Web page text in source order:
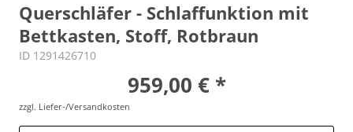
Querschläfer - Schlaffunktion mit
Bettkasten, Stoff, Rotbraun
ID 1291426710
959,00 € *
zzgl. Liefer-/Versandkosten